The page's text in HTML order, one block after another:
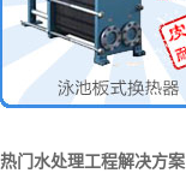
热门水处理工程解决方案